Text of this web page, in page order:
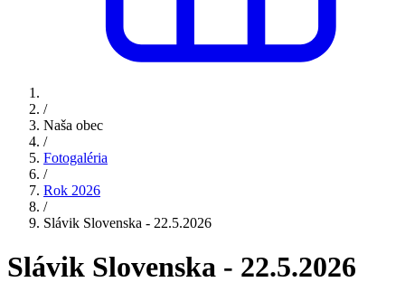
/
Naša obec
/
Fotogaléria
/
Rok 2026
/
Slávik Slovenska - 22.5.2026
Slávik Slovenska - 22.5.2026